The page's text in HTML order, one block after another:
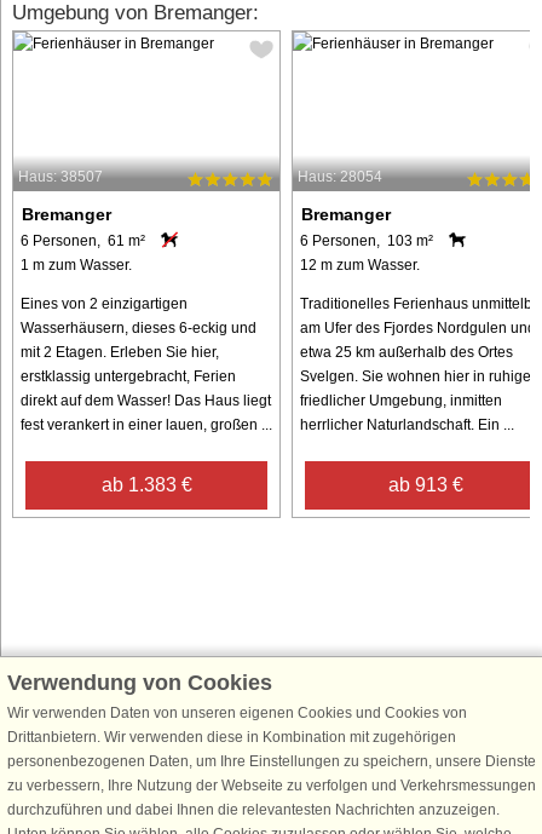
Umgebung von Bremanger:
Haus: 38507
Bremanger
6 Personen, 61 m²
1 m zum Wasser.
Eines von 2 einzigartigen
Wasserhäusern, dieses 6-eckig und
mit 2 Etagen. Erleben Sie hier,
erstklassig untergebracht, Ferien
direkt auf dem Wasser! Das Haus liegt
fest verankert in einer lauen, großen ...
ab 1.383 €
Haus: 28054
Bremanger
6 Personen, 103 m²
12 m zum Wasser.
Traditionelles Ferienhaus
am Ufer des Fjordes Nordgulen und
etwa 25 km außerhalb des Ortes
Svelgen. Sie wohnen hier in ruhiger,
friedlicher Umgebung, inmitten
herrlicher Naturlandschaft. Ein ...
ab 913 €
Schließen Sie sich 100.000 Ferienhaus-Fans an
Erhalten Sie einenWillkommensgutschein von 25 € für Ihren nächsten
Ferienhausurlaub - melden Sie sich einfach für den DanCenter Newsletter
an. Verpassen Sie nie wieder exklusive Angebote, Gewinnspiele und
Urlaubstipps!
Verwendung von Cookies
Wir verwenden Daten von unseren eigenen Cookies und Cookies von
Drittanbietern. Wir verwenden diese in Kombination mit zugehörigen
personenbezogenen Daten, um Ihre Einstellungen zu speichern, unsere Dienste
zu verbessern, Ihre Nutzung der Webseite zu verfolgen und Verkehrsmessungen
durchzuführen und dabei Ihnen die relevantesten Nachrichten anzuzeigen.